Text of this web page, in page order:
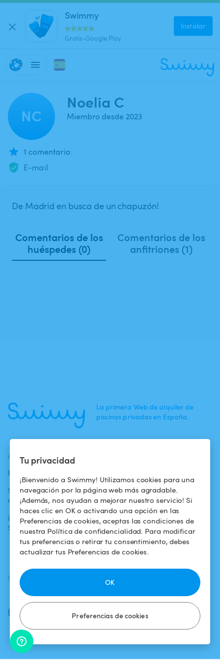
Tu privacidad
¡Bienvenido a Swimmy! Utilizamos cookies para una
navegación por la página web más agradable.
¡Además, nos ayudan a mejorar nuestro servicio! Si
haces clic en OK o activando una opción en las
Preferencias de cookies, aceptas las condiciones de
nuestra Política de confidencialidad. Para modificar
tus preferencias o retirar tu consentimiento, debes
actualizar tus Preferencias de cookies.
Preferencias de cookies
OK
Swimmy
Gratis-Google Play
Instalar
NC
Noelia C
Miembro desde 2023
1 comentario
E-mail
De Madrid en busca de un chapuzón!
Comentarios de los
huéspedes (0)
Comentarios de los
anfitriones (1)
La primera Web de alquiler de
piscinas privadas en España.
ACTUALIDADES
Blog
Swimmy en los
medios
La aventura
Swimmy
Para los
propietarios
Alquilar mi
piscina
¿Cómo funciona?
Condiciones de
uso
Política de
confidencialidad
Aviso legal
SÍGUENOS
Facebook
Instagram